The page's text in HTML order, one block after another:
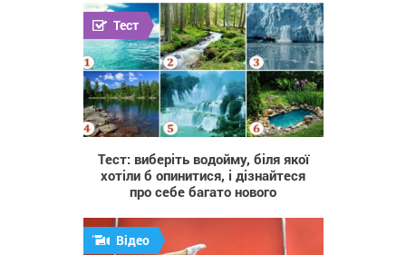
112 589
Тест
Тест: виберіть водойму, біля якої
хотіли б опинитися, і дізнайтеся
про себе багато нового
Відео